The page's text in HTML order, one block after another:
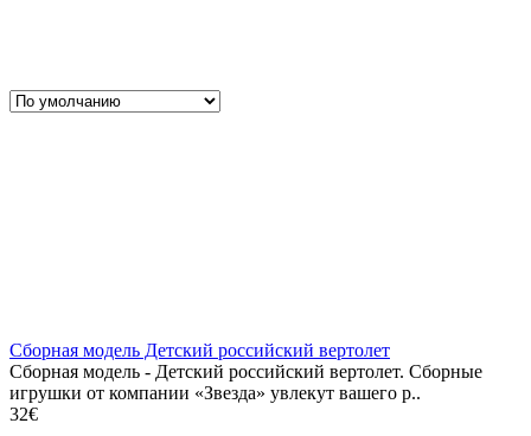
Сборная модель Детский российский вертолет
Сборная модель - Детский российский вертолет. Сборные
игрушки от компании «Звезда» увлекут вашего р..
32€